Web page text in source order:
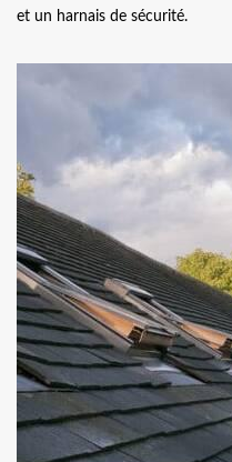
et un harnais de sécurité.